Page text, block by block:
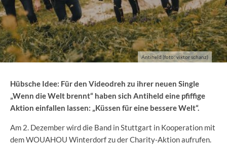
Antiheld (foto: viktor schanz)
Hübsche Idee: Für den Videodreh zu ihrer neuen Single
„Wenn die Welt brennt“ haben sich Antiheld eine pfiffige
Aktion einfallen lassen: „Küssen für eine bessere Welt“.
Am 2. Dezember wird die Band in Stuttgart in Kooperation mit
dem WOUAHOU Winterdorf zu der Charity-Aktion aufrufen.